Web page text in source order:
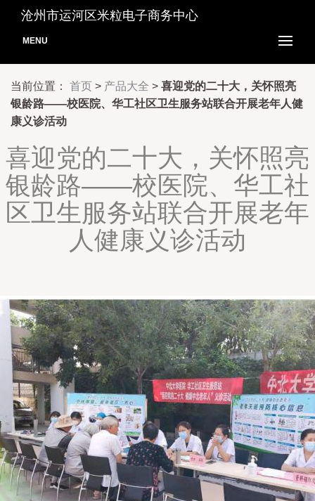
沧州市运河区米粒电子商务中心
MENU
当前位置： 首页 > 产品大全 > 喜迎党的二十大，关怀照亮
银龄路——校医院、华工社区卫生服务站联合开展老年人健
康义诊活动
喜迎党的二十大，关怀照亮
银龄路——校医院、华工社
区卫生服务站联合开展老年
人健康义诊活动